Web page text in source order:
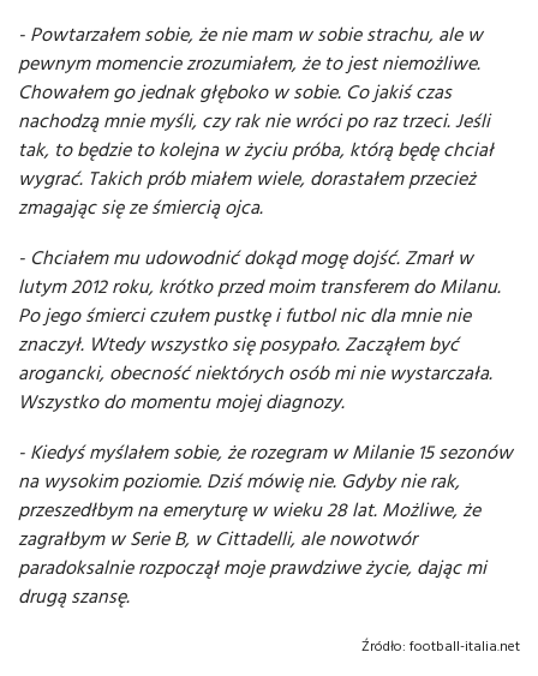
- Powtarzałem sobie, że nie mam w sobie strachu, ale w
pewnym momencie zrozumiałem, że to jest niemożliwe.
Chowałem go jednak głęboko w sobie. Co jakiś czas
nachodzą mnie myśli, czy rak nie wróci po raz trzeci. Jeśli
tak, to będzie to kolejna w życiu próba, którą będę chciał
wygrać. Takich prób miałem wiele, dorastałem przecież
zmagając się ze śmiercią ojca.
- Chciałem mu udowodnić dokąd mogę dojść. Zmarł w
lutym 2012 roku, krótko przed moim transferem do Milanu.
Po jego śmierci czułem pustkę i futbol nic dla mnie nie
znaczył. Wtedy wszystko się posypało. Zacząłem być
arogancki, obecność niektórych osób mi nie wystarczała.
Wszystko do momentu mojej diagnozy.
- Kiedyś myślałem sobie, że rozegram w Milanie 15 sezonów
na wysokim poziomie. Dziś mówię nie. Gdyby nie rak,
przeszedłbym na emeryturę w wieku 28 lat. Możliwe, że
zagrałbym w Serie B, w Cittadelli, ale nowotwór
paradoksalnie rozpoczął moje prawdziwe życie, dając mi
drugą szansę.
Źródło: football-italia.net